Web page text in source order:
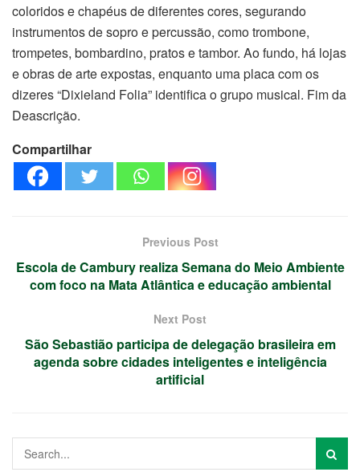
coloridos e chapéus de diferentes cores, segurando
instrumentos de sopro e percussão, como trombone,
trompetes, bombardino, pratos e tambor. Ao fundo, há lojas
e obras de arte expostas, enquanto uma placa com os
dizeres “Dixieland Folia” identifica o grupo musical. Fim da
Deascrição.
Compartilhar
Previous Post
Escola de Cambury realiza Semana do Meio Ambiente
com foco na Mata Atlântica e educação ambiental
Next Post
São Sebastião participa de delegação brasileira em
agenda sobre cidades inteligentes e inteligência
artificial